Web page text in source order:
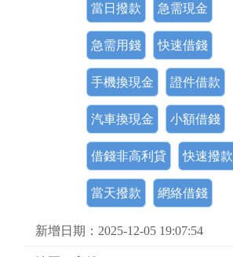
當日撥款 急需現金
急需用錢 快速借錢
手機換現金 證件借款
汽車換現金 小額借錢
借錢非高利貸 快速撥款
當天撥款 網絡借錢
新增日期：2025-12-05 19:07:54